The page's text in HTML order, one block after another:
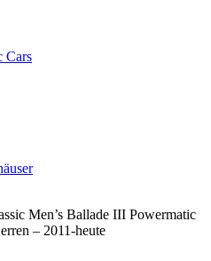
Cars
Men’s Ballade III Powermatic
– 2011-heute